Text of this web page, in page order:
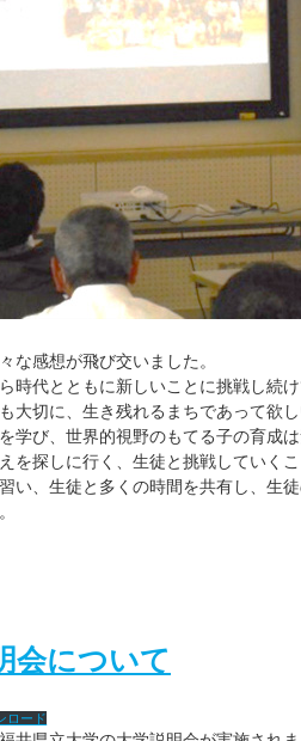
な感想が飛び交いました。
時代とともに新しいことに挑戦し続
大切に、生き残れるまちであって欲し
学び、世界的視野のもてる子の育成は
を探しに行く、生徒と挑戦していくこ
い、生徒と多くの時間を共有し、生
会について
ロード